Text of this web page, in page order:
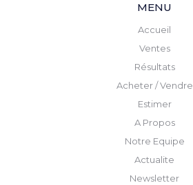
MENU
Accueil
Ventes
Résultats
Acheter / Vendre
Estimer
A Propos
Notre Equipe
Actualite
Newsletter